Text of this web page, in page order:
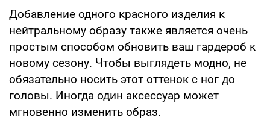
Добавление одного красного изделия к
нейтральному образу также является очень
простым способом обновить ваш гардероб к
новому сезону. Чтобы выглядеть модно, не
обязательно носить этот оттенок с ног до
головы. Иногда один аксессуар может
мгновенно изменить образ.